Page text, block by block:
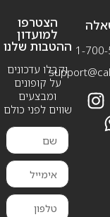
1-
הצטרפו
למועדון
ההטבות שלנו
וקבלו עדכונים
על קופונים
ומבצעים
שווים לפני כולם